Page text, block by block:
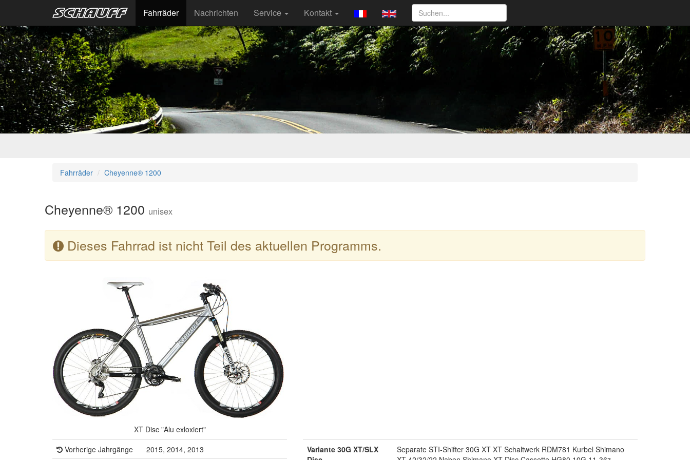
Fahrräder Nachrichten Service Kontakt
Fahrräder Cheyenne® 1200
Cheyenne® 1200 unisex
Dieses Fahrrad ist nicht Teil des aktuellen Programms.
XT Disc "Alu exloxiert"
Vorherige Jahrgänge
2015, 2014, 2013
Variante 30G XT/SLX
Separate STI-Shifter 30G XT XT Schaltwerk RDM781 Kurbel Shimano